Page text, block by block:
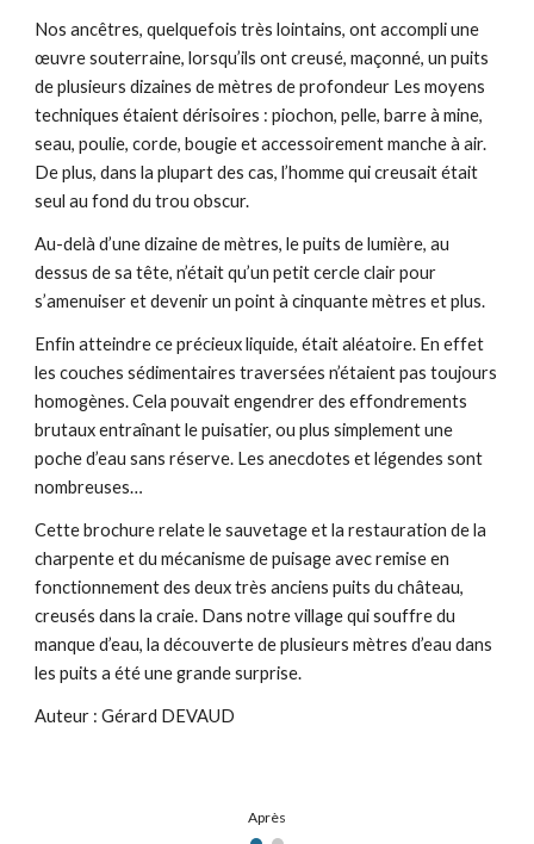
Nos ancêtres, quelquefois très lointains, ont accompli une
œuvre souterraine, lorsqu’ils ont creusé, maçonné, un puits
de plusieurs dizaines de mètres de profondeur Les moyens
techniques étaient dérisoires : piochon, pelle, barre à mine,
seau, poulie, corde, bougie et accessoirement manche à air.
De plus, dans la plupart des cas, l’homme qui creusait était
seul au fond du trou obscur.
Au-delà d’une dizaine de mètres, le puits de lumière, au
dessus de sa tête, n’était qu’un petit cercle clair pour
s’amenuiser et devenir un point à cinquante mètres et plus.
Enfin atteindre ce précieux liquide, était aléatoire. En effet
les couches sédimentaires traversées n’étaient pas toujours
homogènes. Cela pouvait engendrer des effondrements
brutaux entraînant le puisatier, ou plus simplement une
poche d’eau sans réserve. Les anecdotes et légendes sont
nombreuses…
Cette brochure relate le sauvetage et la restauration de la
charpente et du mécanisme de puisage avec remise en
fonctionnement des deux très anciens puits du château,
creusés dans la craie. Dans notre village qui souffre du
manque d’eau, la découverte de plusieurs mètres d’eau dans
les puits a été une grande surprise.
Auteur : Gérard DEVAUD
Après